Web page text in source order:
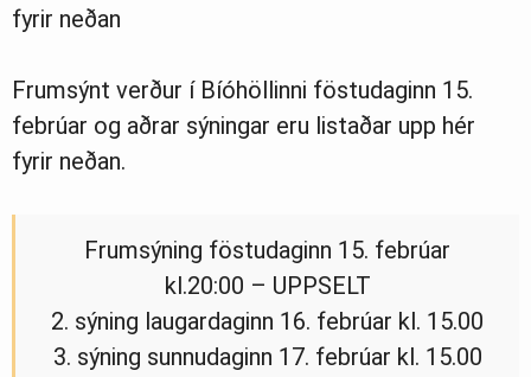
fyrir neðan
Frumsýnt verður í Bíóhöllinni föstudaginn 15.
febrúar og aðrar sýningar eru listaðar upp hér
fyrir neðan.
Frumsýning föstudaginn 15. febrúar
kl.20:00 – UPPSELT
2. sýning laugardaginn 16. febrúar kl. 15.00
3. sýning sunnudaginn 17. febrúar kl. 15.00